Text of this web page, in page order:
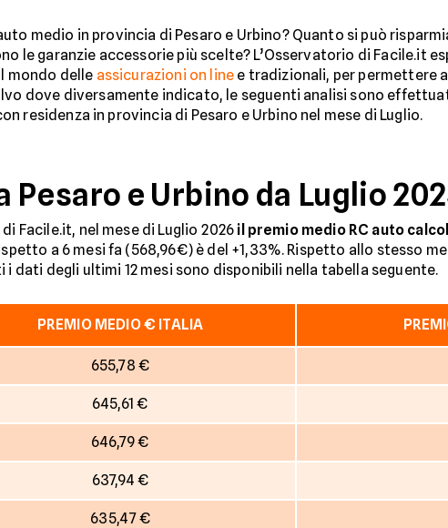
medio in provincia di Pesaro e Urbino? Quanto si può
le garanzie accessorie più scelte? L’Osservatorio di Facile.it
mondo delle assicurazioni on line e tradizionali, per permettere
dove diversamente indicato, le seguenti analisi sono
residenza in provincia di Pesaro e Urbino nel mese di Luglio.
Pesaro e Urbino da Luglio
Facile.it, nel mese di Luglio 2026 il premio medio RC auto
a 6 mesi fa (568,96€) è del +1,33%. Rispetto allo stesso
i dati degli ultimi 12 mesi sono disponibili nella tabella seguente.
PREMIO MEDIO € ITALIA
655,78 €
645,61 €
646,79 €
637,94 €
635,47 €